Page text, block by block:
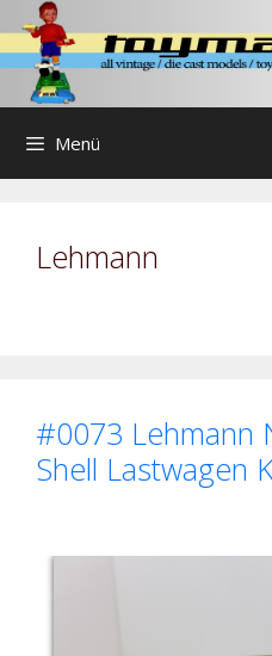
Zum
Inhalt
springen
Menü
Lehmann
#0073 Lehmann
Shell Lastwagen